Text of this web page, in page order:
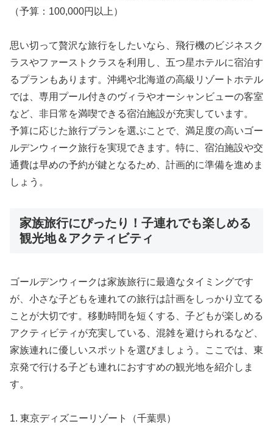
（予算：100,000円以上）
思い切って贅沢な旅行をしたいなら、飛行機のビジネスク
ラスやファーストクラスを利用し、五つ星ホテルに宿泊す
るプランもあります。沖縄や北海道の高級リゾートホテル
では、専用プール付きのヴィラやオーシャンビューの客室
など、非日常を満喫できる宿泊施設が充実しています。
予算に応じた旅行プランを選ぶことで、満足度の高いゴー
ルデンウィーク旅行を実現できます。特に、宿泊施設や交
通費は早めの予約が鍵となるため、計画的に準備を進めま
しょう。
家族旅行にぴったり！子連れでも楽しめる
観光地＆アクティビティ
ゴールデンウィークは家族旅行に最適なタイミングです
が、小さな子どもを連れての旅行は計画をしっかり立てる
ことが大切です。移動時間を短くする、子どもが楽しめる
アクティビティが充実している、混雑を避けられるなど、
家族連れに優しいスポットを選びましょう。ここでは、東
京発で行ける子ども連れにおすすめの観光地を紹介しま
す。
1. 東京ディズニーリゾート（千葉県）